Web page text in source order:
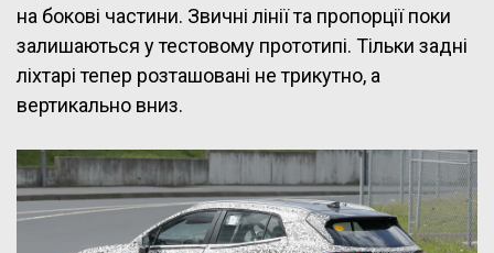
на бокові частини. Звичні лінії та пропорції поки
залишаються у тестовому прототипі. Тільки задні
ліхтарі тепер розташовані не трикутно, а
вертикально вниз.